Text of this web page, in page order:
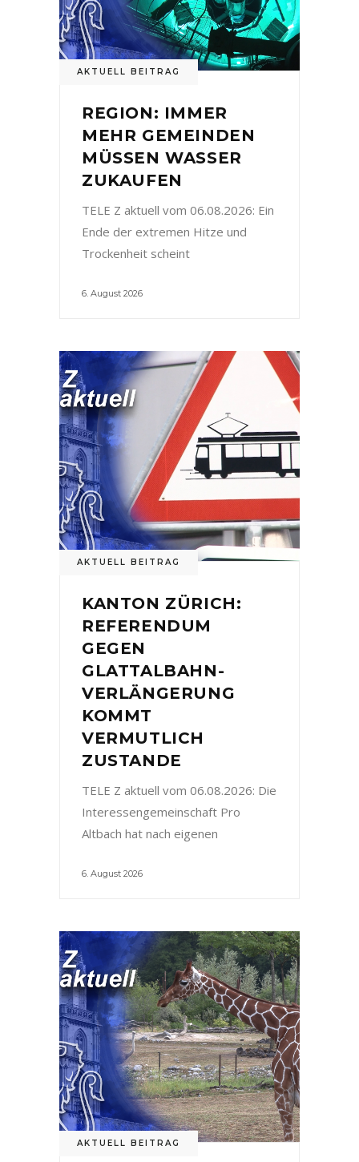
AKTUELL BEITRAG
REGION: IMMER
MEHR GEMEINDEN
MÜSSEN WASSER
ZUKAUFEN
TELE Z aktuell vom 06.08.2026: Ein
Ende der extremen Hitze und
Trockenheit scheint
6. August 2026
AKTUELL BEITRAG
KANTON ZÜRICH:
REFERENDUM
GEGEN
GLATTALBAHN-
VERLÄNGERUNG
KOMMT
VERMUTLICH
ZUSTANDE
TELE Z aktuell vom 06.08.2026: Die
Interessengemeinschaft Pro
Altbach hat nach eigenen
6. August 2026
AKTUELL BEITRAG